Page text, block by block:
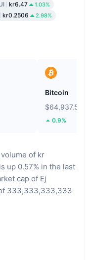
kr6.47 1.03%
kr0.2506 2.98%
Bitcoin
$64,937.55
0.9%
of kr
up 0.57% in the last
cap of Ej
333,333,333,333